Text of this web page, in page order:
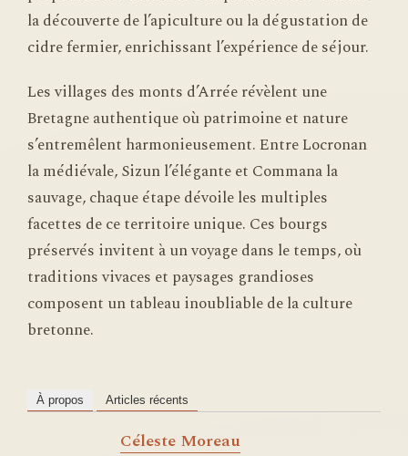
la découverte de l’apiculture ou la dégustation de
cidre fermier, enrichissant l’expérience de séjour.
Les villages des monts d’Arrée révèlent une
Bretagne authentique où patrimoine et nature
s’entremêlent harmonieusement. Entre Locronan
la médiévale, Sizun l’élégante et Commana la
sauvage, chaque étape dévoile les multiples
facettes de ce territoire unique. Ces bourgs
préservés invitent à un voyage dans le temps, où
traditions vivaces et paysages grandioses
composent un tableau inoubliable de la culture
bretonne.
À propos Articles récents
Céleste Moreau